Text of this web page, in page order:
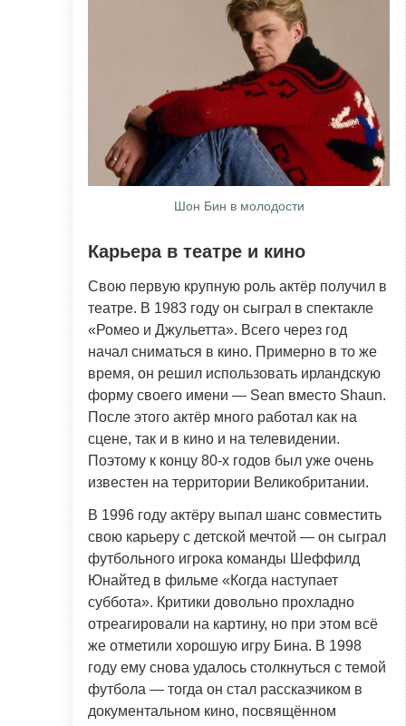
Шон Бин в молодости
Карьера в театре и кино
Свою первую крупную роль актёр получил в
театре. В 1983 году он сыграл в спектакле
«Ромео и Джульетта». Всего через год
начал сниматься в кино. Примерно в то же
время, он решил использовать ирландскую
форму своего имени — Sean вместо Shaun.
После этого актёр много работал как на
сцене, так и в кино и на телевидении.
Поэтому к концу 80-х годов был уже очень
известен на территории Великобритании.
В 1996 году актёру выпал шанс совместить
свою карьеру с детской мечтой — он сыграл
футбольного игрока команды Шеффилд
Юнайтед в фильме «Когда наступает
суббота». Критики довольно прохладно
отреагировали на картину, но при этом всё
же отметили хорошую игру Бина. В 1998
году ему снова удалось столкнуться с темой
футбола — тогда он стал рассказчиком в
документальном кино, посвящённом